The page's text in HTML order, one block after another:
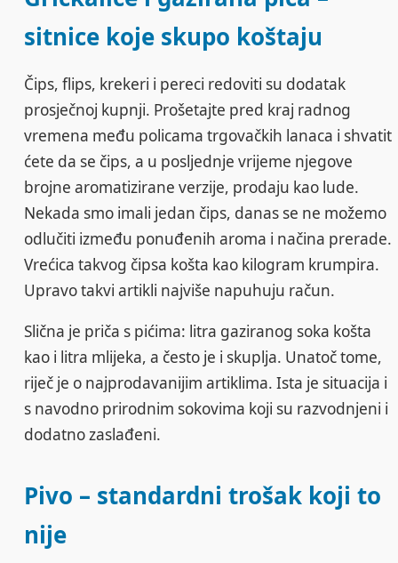
sitnice koje skupo koštaju
Čips, flips, krekeri i pereci redoviti su dodatak
prosječnoj kupnji. Prošetajte pred kraj radnog
vremena među policama trgovačkih lanaca i shvatit
ćete da se čips, a u posljednje vrijeme njegove
brojne aromatizirane verzije, prodaju kao lude.
Nekada smo imali jedan čips, danas se ne možemo
odlučiti između ponuđenih aroma i načina prerade.
Vrećica takvog čipsa košta kao kilogram krumpira.
Upravo takvi artikli najviše napuhuju račun.
Slična je priča s pićima: litra gaziranog soka košta
kao i litra mlijeka, a često je i skuplja. Unatoč tome,
riječ je o najprodavanijim artiklima. Ista je situacija i
s navodno prirodnim sokovima koji su razvodnjeni i
dodatno zaslađeni.
Pivo – standardni trošak koji to
nije